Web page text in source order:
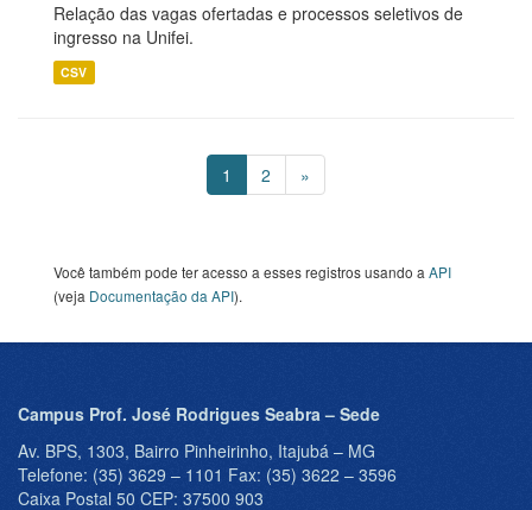
Relação das vagas ofertadas e processos seletivos de
ingresso na Unifei.
CSV
1 2 »
Você também pode ter acesso a esses registros usando a API
(veja Documentação da API).
Campus Prof. José Rodrigues Seabra – Sede
Av. BPS, 1303, Bairro Pinheirinho, Itajubá – MG
Telefone: (35) 3629 – 1101 Fax: (35) 3622 – 3596
Caixa Postal 50 CEP: 37500 903